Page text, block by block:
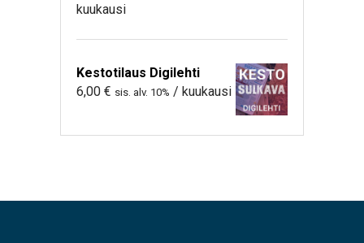
kuukausi
Kestotilaus Digilehti
6,00 € sis. alv. 10% / kuukausi